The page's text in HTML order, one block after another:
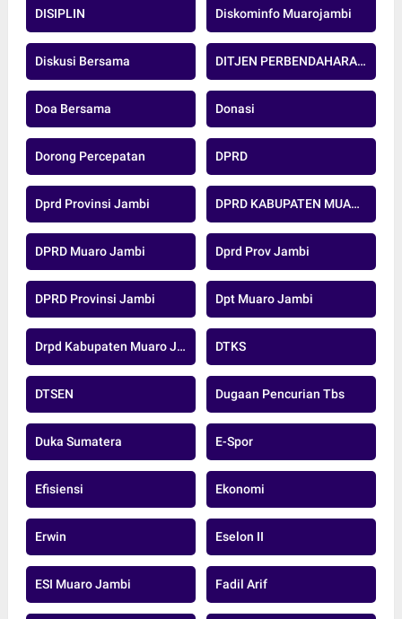
DISIPLIN Diskominfo Muarojambi
Diskusi Bersama DITJEN PERBENDAHARAAN
Doa Bersama Donasi
Dorong Percepatan DPRD
Dprd Provinsi Jambi DPRD KABUPATEN MUARO JAMBI
DPRD Muaro Jambi Dprd Prov Jambi
DPRD Provinsi Jambi Dpt Muaro Jambi
Drpd Kabupaten Muaro Jambi DTKS
DTSEN Dugaan Pencurian Tbs
Duka Sumatera E-Spor
Efisiensi Ekonomi
Erwin Eselon II
ESI Muaro Jambi Fadil Arif